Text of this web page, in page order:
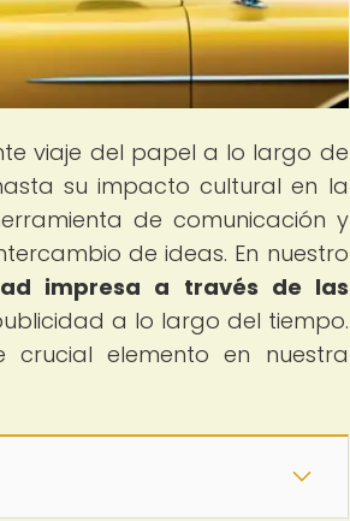
viaje del papel a lo largo de
su impacto cultural en la
de comunicación y
de ideas. En nuestro
impresa a través de las
a lo largo del tiempo.
crucial elemento en nuestra